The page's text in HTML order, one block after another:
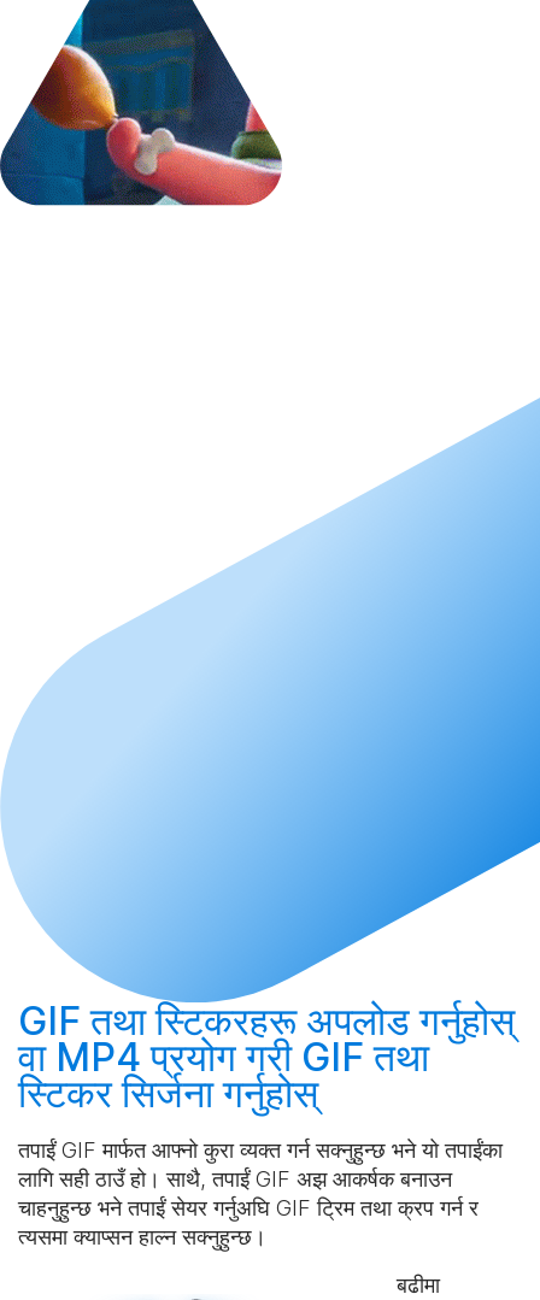
GIF तथा स्टिकरहरू अपलोड गर्नुहोस्
वा MP4 प्रयोग गरी GIF तथा
स्टिकरसिर्जना गर्नुहोस्
तपाईं GIF मार्फत आफ्नो कुरा व्यक्त गर्न सक्नुहुन्छ भने यो तपाईंका
लागि सही ठाउँ हो। साथै, तपाईं GIF अझ आकर्षक बनाउन
चाहनुहुन्छ भने तपाईं सेयर गर्नुअघि GIF ट्रिम तथा क्रप गर्न र
त्यसमा क्याप्सन हाल्न सक्नुहुन्छ।
बढीमा